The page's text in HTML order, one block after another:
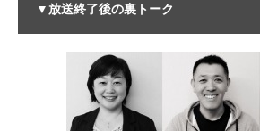
▼放送終了後の裏トーク